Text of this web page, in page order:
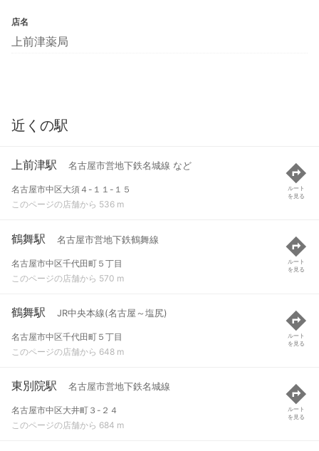
店名
上前津薬局
近くの駅
上前津駅 名古屋市営地下鉄名城線 など
名古屋市中区大須４-１１-１５
このページの店舗から 536 m
ルート
を見る
鶴舞駅 名古屋市営地下鉄鶴舞線
名古屋市中区千代田町５丁目
このページの店舗から 570 m
ルート
を見る
鶴舞駅 JR中央本線(名古屋～塩尻)
名古屋市中区千代田町５丁目
このページの店舗から 648 m
ルート
を見る
東別院駅 名古屋市営地下鉄名城線
名古屋市中区大井町３-２４
このページの店舗から 684 m
ルート
を見る